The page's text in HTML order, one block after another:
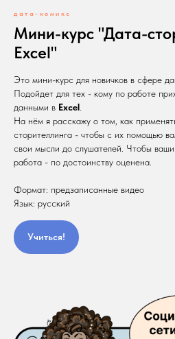
дата-комикс
Мини-курс "Дата-
Excel"
Это мини-курс для новичков в сфере
Подойдет для тех - кому по работе
данными в Excel
На нём я расскажу о том, как
сторителлинга - чтобы с их помощью
свои мысли до слушателей. Чтобы
работа - по достоинству оценена.
Формат: предзаписанные видео
Язык: русский
Учиться!